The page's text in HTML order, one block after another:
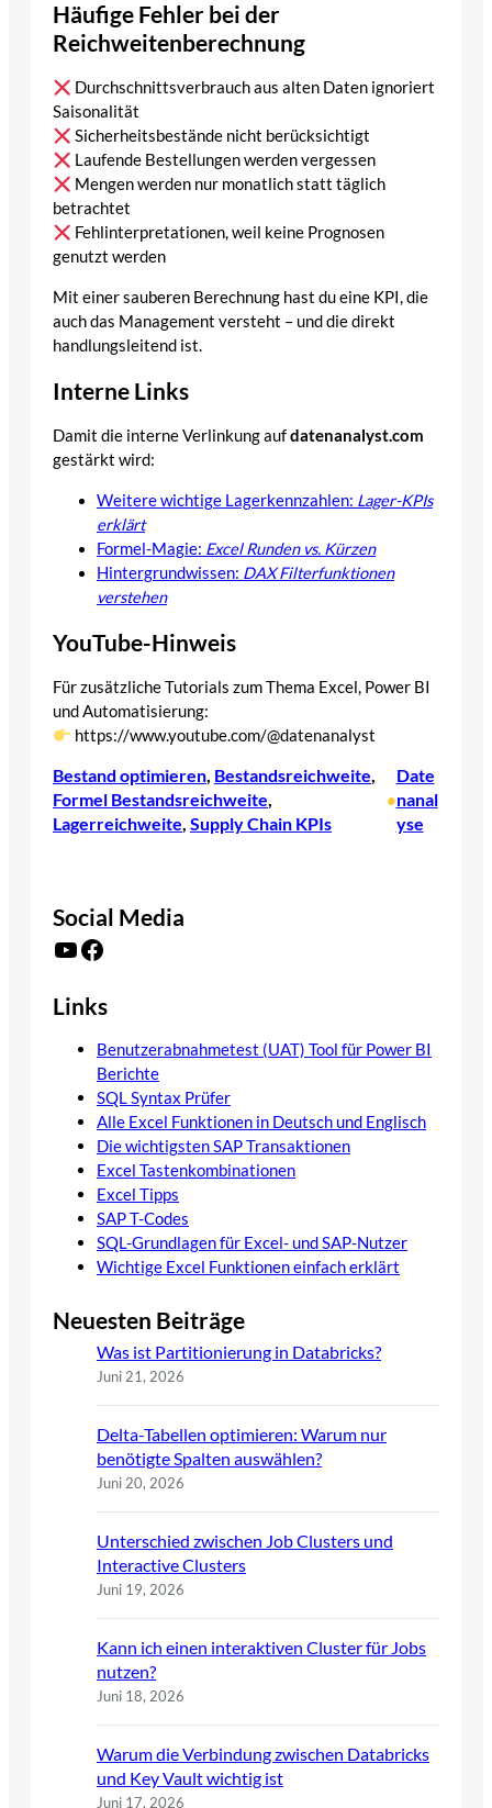
Häufige Fehler bei der
Reichweitenberechnung
Durchschnittsverbrauch aus alten Daten ignoriert
Saisonalität
Sicherheitsbestände nicht berücksichtigt
Laufende Bestellungen werden vergessen
Mengen werden nur monatlich statt täglich
betrachtet
Fehlinterpretationen, weil keine Prognosen
genutzt werden
Mit einer sauberen Berechnung hast du eine KPI, die
auch das Management versteht – und die direkt
handlungsleitend ist.
Interne Links
Damit die interne Verlinkung aufdatenanalyst.com
gestärkt wird:
Weitere wichtige Lagerkennzahlen: Lager-KPIs
erklärt
Formel-Magie: Excel Runden vs. Kürzen
Hintergrundwissen: DAX Filterfunktionen
verstehen
YouTube-Hinweis
Für zusätzliche Tutorials zum Thema Excel, Power BI
und Automatisierung:
https://www.youtube.com/@datenanalyst
Bestand optimieren, Bestandsreichweite
Formel Bestandsreichweite
Lagerreichweite, Supply Chain KPIs
•
Date
nanal
yse
Social Media
YouTube Facebook
Links
Benutzerabnahmetest (UAT) Tool für Power BI
Berichte
SQL Syntax Prüfer
Alle Excel Funktionen in Deutsch und Englisch
Die wichtigsten SAP Transaktionen
Excel Tastenkombinationen
Excel Tipps
SAP T-Codes
SQL-Grundlagen für Excel- und SAP-Nutzer
Wichtige Excel Funktionen einfach erklärt
Neuesten Beiträge
Was ist Partitionierung in Databricks?
Juni 21, 2026
Delta-Tabellen optimieren: Warum nur
benötigte Spalten auswählen?
Juni 20, 2026
Unterschied zwischen Job Clusters und
Interactive Clusters
Juni 19, 2026
Kann ich einen interaktiven Cluster für Jobs
nutzen?
Juni 18, 2026
Warum die Verbindung zwischen Databricks
und Key Vault wichtig ist
Juni 17, 2026